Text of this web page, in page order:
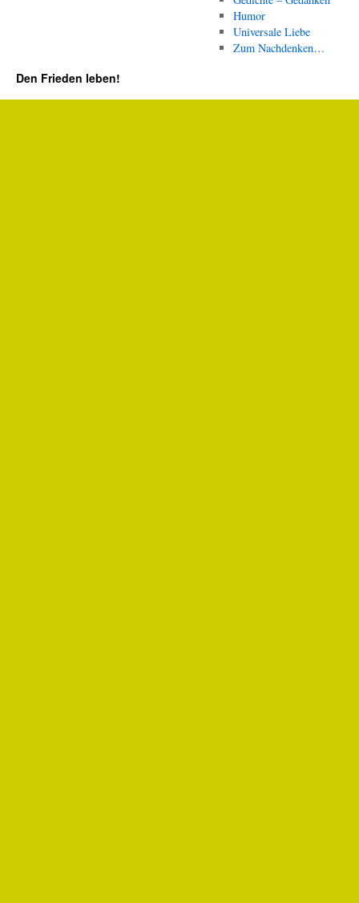
Humor
Universale Liebe
Zum Nachdenken…
Den Frieden leben!